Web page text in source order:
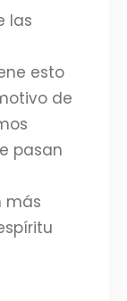
las
esto
de
pasan
más